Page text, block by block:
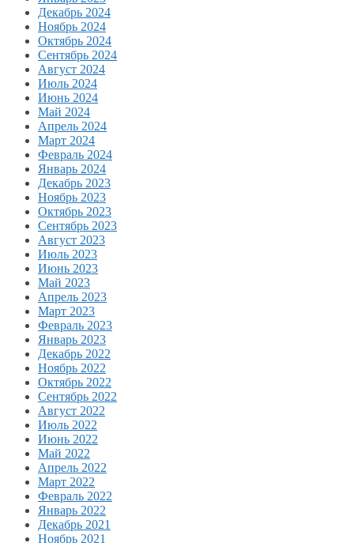
Декабрь 2024
Ноябрь 2024
Октябрь 2024
Сентябрь 2024
Август 2024
Июль 2024
Июнь 2024
Май 2024
Апрель 2024
Март 2024
Февраль 2024
Январь 2024
Декабрь 2023
Ноябрь 2023
Октябрь 2023
Сентябрь 2023
Август 2023
Июль 2023
Июнь 2023
Май 2023
Апрель 2023
Март 2023
Февраль 2023
Январь 2023
Декабрь 2022
Ноябрь 2022
Октябрь 2022
Сентябрь 2022
Август 2022
Июль 2022
Июнь 2022
Май 2022
Апрель 2022
Март 2022
Февраль 2022
Январь 2022
Декабрь 2021
Ноябрь 2021